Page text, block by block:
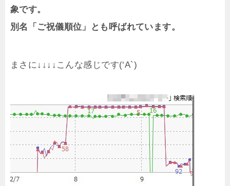
象です。
別名「ご祝儀順位」とも呼ばれています。
まさに↓↓↓↓こんな感じです(‘A`)